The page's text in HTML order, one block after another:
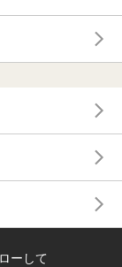
ーして